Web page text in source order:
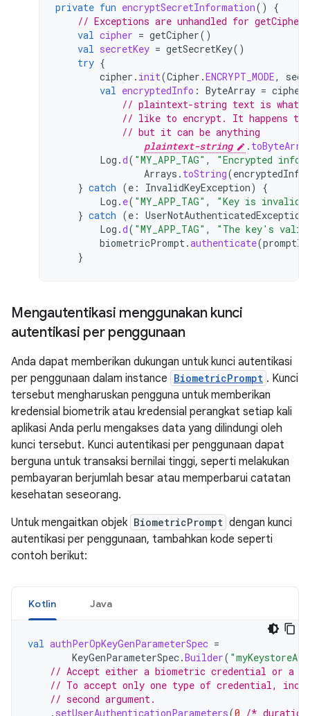
private fun encryptSecretInformation()
{
// Exceptions are unhandled for
val cipher = getCipher()
val secretKey = getSecretKey()
try {
cipher . init(Cipher .ENCRYPT_MODE,
val encryptedInfo : ByteArray = cipher
// plaintext-string text is
// like to encrypt. It happens to
// but it can be anything
plaintext-string
.
Log .d( "MY_APP_TAG" ,
"Encrypted
Arrays . toString(encryptedInfo
} catch (e : InvalidKeyException)
{
Log . e( "MY_APP_TAG" ,
"Key is
} catch (e : UserNotAuthenticatedException
Log .d( "MY_APP_TAG" ,
"The key's
biometricPrompt.authenticate(
}
Mengautentikasi menggunakan kunci
autentikasi per penggunaan
Anda dapat memberikan dukungan untuk kunci autentikasi
per penggunaan dalam instance BiometricPrompt . Kunci
tersebut mengharuskan pengguna untuk memberikan
kredensial biometrik atau kredensial perangkat setiap kali
aplikasi Anda perlu mengakses data yang dilindungi oleh
kunci tersebut. Kunci autentikasi per penggunaan dapat
berguna untuk transaksi bernilai tinggi, seperti melakukan
pembayaran berjumlah besar atau memperbarui catatan
kesehatan seseorang.
Untuk mengaitkan objek BiometricPrompt dengan kunci
autentikasi per penggunaan, tambahkan kode seperti
contoh berikut:
Kotlin Java
val authPerOpKeyGenParameterSpec =
KeyGenParameterSpec.Builder(
// Accept either a biometric credential or a
// To accept only one type of credential,
// second argument.
. setUserAuthenticationParameters(0 /*